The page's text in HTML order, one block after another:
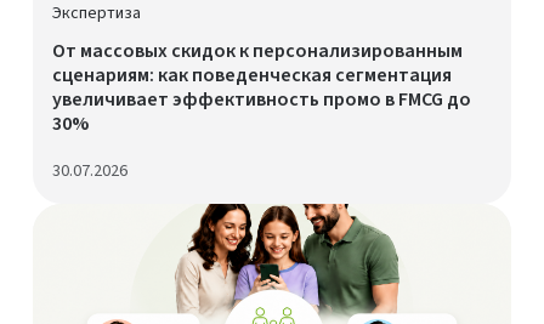
Экспертиза
От массовых скидок к персонализированным
сценариям: как поведенческая сегментация
увеличивает эффективность промо в FMCG до
30%
30.07.2026